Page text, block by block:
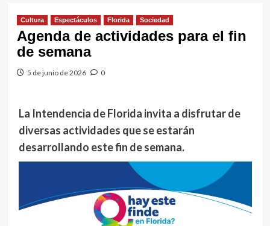
Cultura Espectáculos Florida Sociedad
Agenda de actividades para el fin
de semana
5 de junio de 2026 0
La Intendencia de Florida invita a disfrutar de
diversas actividades que se estarán
desarrollando este fin de semana.